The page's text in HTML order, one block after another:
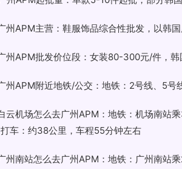
州APM主营：鞋服饰品综合性批发，以韩
州APM批发价位段：女装80-300元/件，
州APM附近地铁/公交：地铁：2号线、5
云机场怎么去广州APM：地铁：机场南站
车：约38公里，车程55分钟左右
州南站怎么去广州APM：地铁：广州南站